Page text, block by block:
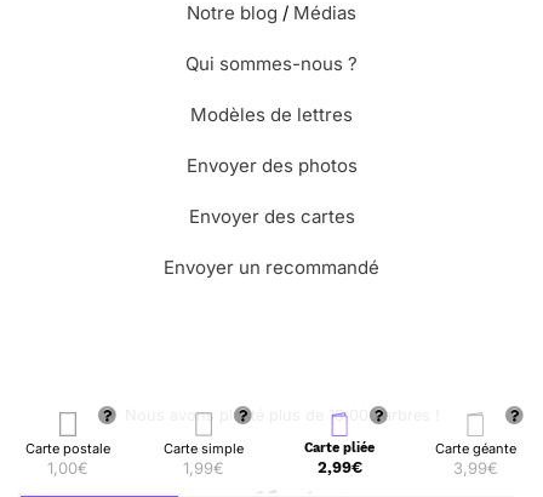
Carte postale
1,00€
Carte simple
1,99€
Carte pliée
2,99€
Carte géante
3,99€
Notre blog / Médias
Qui sommes-nous ?
Modèles de lettres
Envoyer des photos
Envoyer des cartes
Envoyer un recommandé
🌳 Nous avons planté plus de 13.000 arbres !